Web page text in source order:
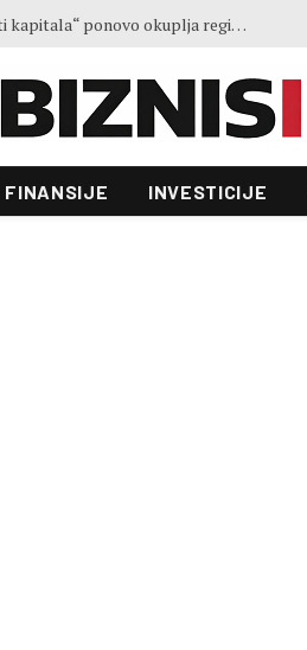
Treće izdanje konferencije „Horizonti kapitala“ ponovo okuplja regionalne lidere u Sarajevu
FINANSIJE INVESTICIJE